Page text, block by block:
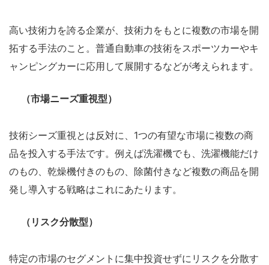
高い技術力を誇る企業が、技術力をもとに複数の市場を開
拓する手法のこと。普通自動車の技術をスポーツカーやキ
ャンピングカーに応用して展開するなどが考えられます。
（市場ニーズ重視型）
技術シーズ重視とは反対に、1つの有望な市場に複数の商
品を投入する手法です。例えば洗濯機でも、洗濯機能だけ
のもの、乾燥機付きのもの、除菌付きなど複数の商品を開
発し導入する戦略はこれにあたります。
（リスク分散型）
特定の市場のセグメントに集中投資せずにリスクを分散す